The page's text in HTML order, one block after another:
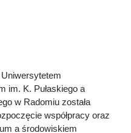
im. K. Pułaskiego a
w Radomiu została
współpracy oraz
a środowiskiem